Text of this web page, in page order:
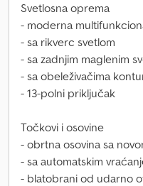
Svetlosna oprema
- moderna
- sa rikverc svetlom
- sa zadnjim maglenim
- sa obeleživačima
- 13-polni priključak
Točkovi i osovine
- obrtna osovina sa
- sa automatskim
- blatobrani od udarno